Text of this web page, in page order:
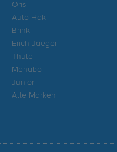
Oris
Auto Hak
Brink
Erich Jaeger
Thule
Menabo
Junior
Alle Marken